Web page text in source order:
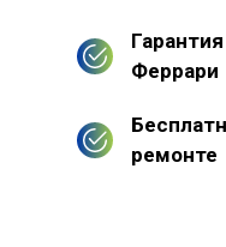
Феррари
ремонте